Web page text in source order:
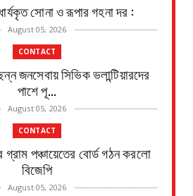
সোনা ও রূপার গহনা দর :
August 05, 2026
CONTACT
জনসেবায় সিভিক ভলান্টিয়ারদের
পাশে পূ...
August 05, 2026
CONTACT
পঞ্চায়েতের বোর্ড গঠন করলো
বিজেপি
August 05, 2026